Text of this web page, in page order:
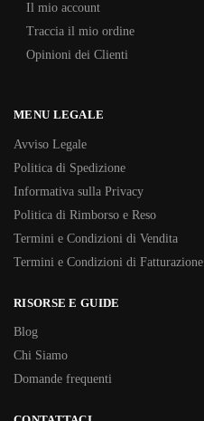
Il mio account
Traccia il mio ordine
Opinioni dei Clienti
MENU LEGALE
Avviso Legale
Politica di Spedizione
Informativa sulla Privacy
Politica di Rimborso e Reso
Termini e Condizioni di Vendita
Termini e Condizioni di Fatturazione
RISORSE E GUIDE
Blog
Chi Siamo
Domande frequenti